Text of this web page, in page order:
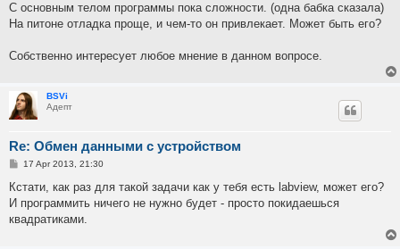
С основным телом программы пока сложности. (одна бабка сказала)
На питоне отладка проще, и чем-то он привлекает. Может быть его?
Собственно интересует любое мнение в данном вопросе.
BSVi
Адепт
Re: Обмен данными с устройством
P
s
17 Apr 2013, 21:30
Кстати, как раз для такой задачи как у тебя есть labview, может его?
И программить ничего не нужно будет - просто покидаешься
квадратиками.